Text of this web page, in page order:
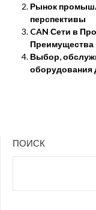
Рынок
перспективы
CAN Сети в
Преимущества
Выбор,
оборудования
ПОИСК